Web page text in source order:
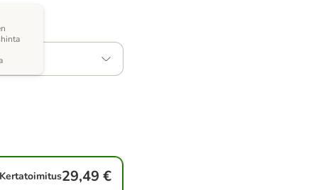
Kertatoimitus29,49 €